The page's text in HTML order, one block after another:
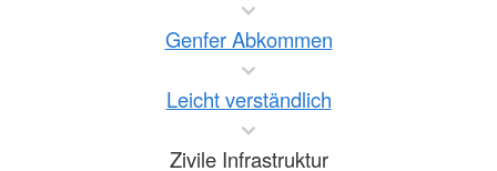
Genfer Abkommen
Leicht verständlich
Zivile Infrastruktur